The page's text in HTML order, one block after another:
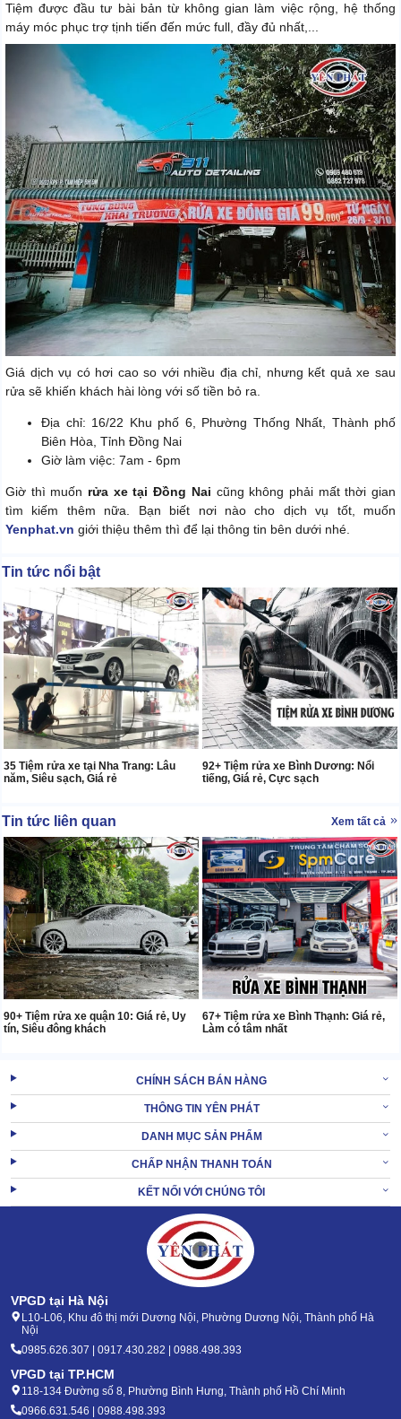
Tiệm được đầu tư bài bản từ không gian làm việc rộng, hệ thống
máy móc phục trợ tịnh tiến đến mức full, đầy đủ nhất,...
Giá dịch vụ có hơi cao so với nhiều địa chỉ, nhưng kết quả xe sau
rửa sẽ khiến khách hài lòng với số tiền bỏ ra.
Địa chỉ: 16/22 Khu phố 6, Phường Thống Nhất, Thành phố
Biên Hòa, Tỉnh Đồng Nai
Giờ làm việc: 7am - 6pm
Giờ thì muốn rửa xe tại Đồng Nai cũng không phải mất thời gian
tìm kiếm thêm nữa. Bạn biết nơi nào cho dịch vụ tốt, muốn
Yenphat.vn giới thiệu thêm thì để lại thông tin bên dưới nhé.
Tin tức nổi bật
35 Tiệm rửa xe tại Nha Trang: Lâu
năm, Siêu sạch, Giá rẻ
92+ Tiệm rửa xe Bình Dương: Nổi
tiếng, Giá rẻ, Cực sạch
Tin tức liên quan Xem tất cả
90+ Tiệm rửa xe quận 10: Giá rẻ, Uy
tín, Siêu đông khách
67+ Tiệm rửa xe Bình Thạnh: Giá rẻ,
Làm có tâm nhất
CHÍNH SÁCH BÁN HÀNG
THÔNG TIN YÊN PHÁT
DANH MỤC SẢN PHẨM
CHẤP NHẬN THANH TOÁN
KẾT NỐI VỚI CHÚNG TÔI
VPGD tại Hà Nội
L10-L06, Khu đô thị mới Dương Nội, Phường Dương Nội, Thành phố Hà
Nội
0985.626.307 | 0917.430.282 | 0988.498.393
VPGD tại TP.HCM
118-134 Đường số 8, Phường Bình Hưng, Thành phố Hồ Chí Minh
0966.631.546 | 0988.498.393